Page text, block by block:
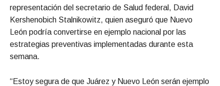
representación del secretario de Salud federal, David
Kershenobich Stalnikowitz, quien aseguró que Nuevo
León podría convertirse en ejemplo nacional por las
estrategias preventivas implementadas durante esta
semana.
“Estoy segura de que Juárez y Nuevo León serán ejemplo